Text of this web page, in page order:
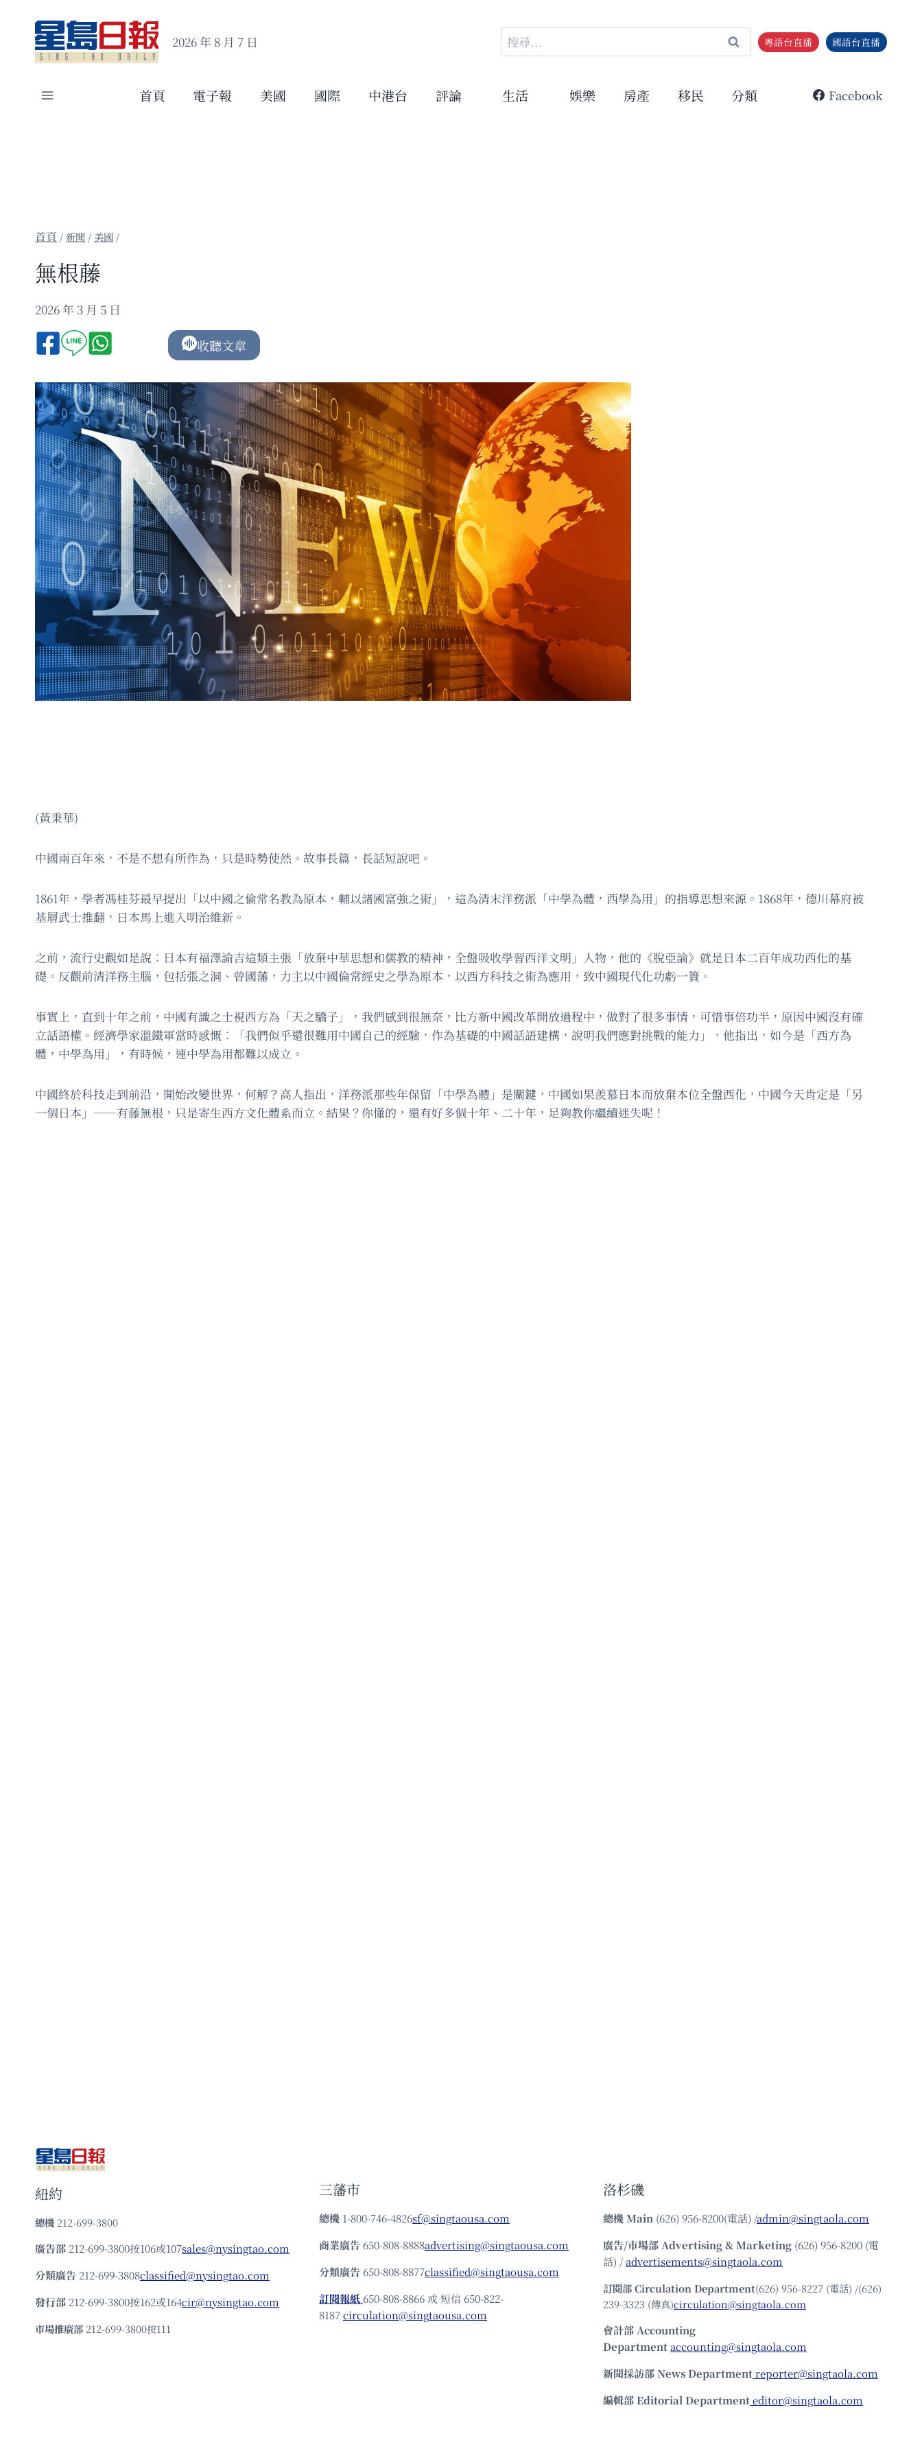
content
2026 年 8 月 7 日
搜
尋
鍵
粵語台直播 國語台直播
首頁 電子報 美國 國際 中港台 評論 生活 娛樂 房產 移民 分類 Facebook
/新聞 / 美國 /
無根藤
2026 年 3 月 5 日
收聽文章
(黃秉華)
中國兩百年來，不是不想有所作為，只是時勢使然。故事長篇，長話短說吧。
1861年，學者馮桂芬最早提出「以中國之倫常名教為原本，輔以諸國富強之術」，這為清末洋務派「中學為體，西學為用」的指導思想來源。1868年，德川幕府被
基層武士推翻，日本馬上進入明治維新。
之前，流行史觀如是說︰日本有福澤諭吉這類主張「放棄中華思想和儒教的精神，全盤吸收學習西洋文明」人物，他的《脫亞論》就是日本二百年成功西化的基
礎。反觀前清洋務主腦，包括張之洞、曾國藩，力主以中國倫常經史之學為原本，以西方科技之術為應用，致中國現代化功虧一簣。
事實上，直到十年之前，中國有識之士視西方為「天之驕子」，我們感到很無奈，比方新中國改革開放過程中，做對了很多事情，可惜事倍功半，原因中國沒有確
立話語權。經濟學家溫鐵軍當時感慨︰「我們似乎還很難用中國自己的經驗，作為基礎的中國話語建構，說明我們應對挑戰的能力」，他指出，如今是「西方為
體，中學為用」，有時候，連中學為用都難以成立。
中國終於科技走到前沿，開始改變世界，何解？高人指出，洋務派那些年保留「中學為體」是關鍵，中國如果羨慕日本而放棄本位全盤西化，中國今天肯定是「另
一個日本」——有藤無根，只是寄生西方文化體系而立。結果？你懂的，還有好多個十年、二十年，足夠教你繼續迷失呢！
紐約
總機 212-699-3800
廣告部 212-699-3800按106或107sales@nysingtao.com
分類廣告 212-699-3808classified@nysingtao.com
發⾏部 212-699-3800按162或164cir@nysingtao.com
市場推廣部 212-699-3800按111
三藩市
總機 1-800-746-4826sf@singtaousa.com
商業廣告 650-808-8888advertising@singtaousa.com
分類廣告 650-808-8877classified@singtaousa.com
訂閱報紙 650-808-8866 或 短信 650-822-
8187circulation@singtaousa.com
洛杉磯
總機Main (626) 956-8200(電話) /admin@singtaola.com
廣告/市場部Advertising & Marketing (626) 956-8200 (電
話) /advertisements@singtaola.com
訂閱部 Circulation Department(626) 956-8227 (電話) /(626)
239-3323 (傳真)circulation@singtaola.com
會計部 Accounting
Departmentaccounting@singtaola.com
新聞採訪部 News Departmentreporter@singtaola.com
編輯部 Editorial Departmenteditor@singtaola.com